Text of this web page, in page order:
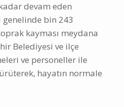
devam eden
genelinde bin 243
kayması meydana
Belediyesi ve ilçe
ve personeller ile
hayatın normale